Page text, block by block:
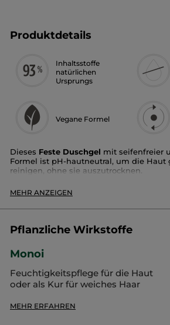
Produktdetails
Inhaltsstoffe
natürlichen
Ursprungs
Vegane Formel
Dieses Feste Duschgel mit seifenfreier
Formel ist pH-hautneutral, um die Haut
reinigen, ohne sie auszutrocknen.
Der sonnige und berauschende Duft
festen Duschgel, das dem Körper
Duft: Monoi
Textur : Reichhaltiger und cremiger
schont den natürlichen
97 %der Testpersonen finden, dass das
MEHR ANZEIGEN
Pflanzliche Wirkstoffe
Monoi
Feuchtigkeitspflege für die Haut
oder als Kur für weiches Haar
MEHR ERFAHREN